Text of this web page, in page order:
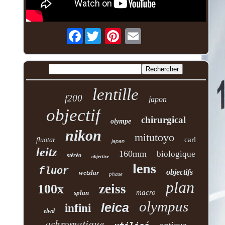
Facebook
f200 lentille japon
objectif olympe chirurgical
fluotar nikon japan mitutoyo carl
leitz stéréo objective 160mm biologique
fluor wetzlar phase lens objectifs
100x splan zeiss macro plan
elwd infini leica olympus